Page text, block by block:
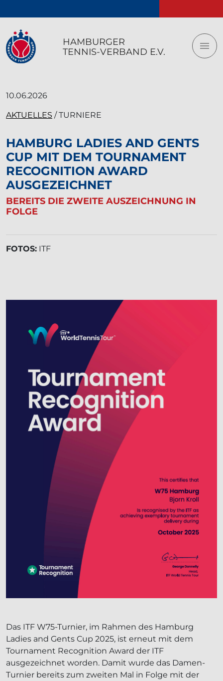
Logo vom Hamburger Tennis-Verband e.V.
HAMBURGER
TENNIS-VERBAND E.V.
10.06.2026
AKTUELLES / TURNIERE
HAMBURG LADIES AND GENTS
CUP MIT DEM TOURNAMENT
RECOGNITION AWARD
AUSGEZEICHNET
BEREITS DIE ZWEITE AUSZEICHNUNG IN
FOLGE
FOTOS: ITF
Das ITF W75-Turnier, im Rahmen des Hamburg
Ladies and Gents Cup 2025, ist erneut mit dem
Tournament Recognition Award der ITF
ausgezeichnet worden. Damit wurde das Damen-
Turnier bereits zum zweiten Mal in Folge mit der